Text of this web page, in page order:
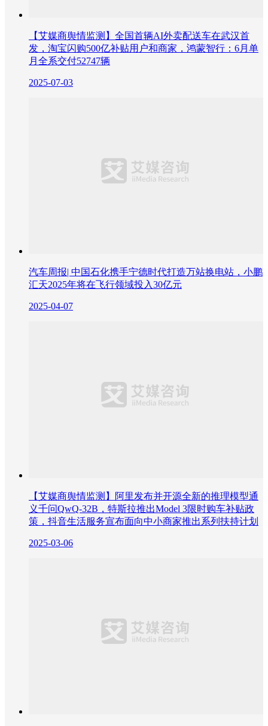
【艾媒商舆情监测】全国首辆AI外卖配送车在武汉首
发，淘宝闪购500亿补贴用户和商家，鸿蒙智行：6月单
月全系交付52747辆
2025-07-03
汽车周报| 中国石化携手宁德时代打造万站换电站，小鹏
汇天2025年将在飞行领域投入30亿元
2025-04-07
【艾媒商舆情监测】阿里发布并开源全新的推理模型通
义千问QwQ-32B，特斯拉推出Model 3限时购车补贴政
策，抖音生活服务宣布面向中小商家推出系列扶持计划
2025-03-06